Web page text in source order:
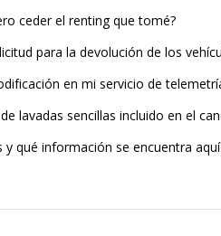
ceder el renting que tomé?
para la devolución de los
en mi servicio de
lavadas sencillas incluido en el
y qué información se encuentra